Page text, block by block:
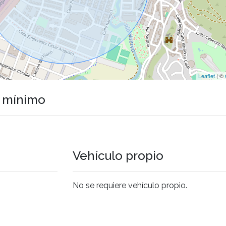
Leaflet| ©
Vehículo propio
No se requiere vehículo propio.